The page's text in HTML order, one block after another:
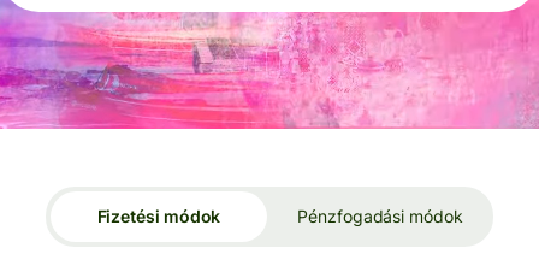
Fizetési módok Pénzfogadási módok